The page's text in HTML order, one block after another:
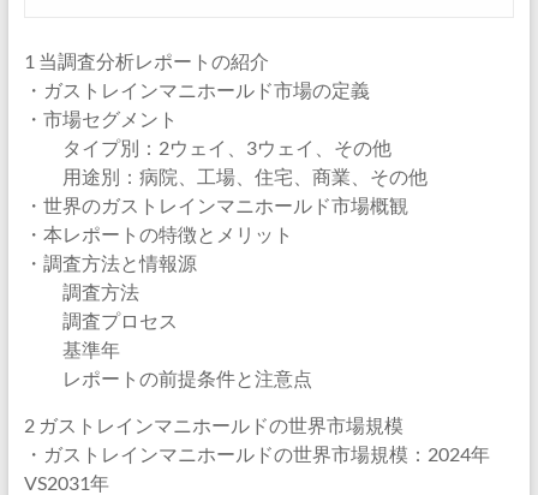
1 当調査分析レポートの紹介
・ガストレインマニホールド市場の定義
・市場セグメント
タイプ別：2ウェイ、3ウェイ、その他
用途別：病院、工場、住宅、商業、その他
・世界のガストレインマニホールド市場概観
・本レポートの特徴とメリット
・調査方法と情報源
調査方法
調査プロセス
基準年
レポートの前提条件と注意点
2 ガストレインマニホールドの世界市場規模
・ガストレインマニホールドの世界市場規模：2024年
VS2031年